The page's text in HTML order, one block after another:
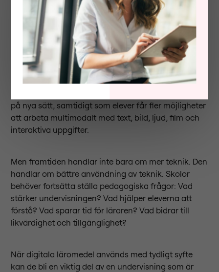
digitala läromedel
Framtiden för interaktiva läromedel och digitala
läromedel kommer sannolikt att präglas av ännu
mer anpassning, ökad användning av AI och bättre
möjligheter till återkoppling. Lärare kommer att
på nya sätt, samtidigt som elever får fler möjligheter
att arbeta multimodalt med text, bild, ljud, film och
interaktiva uppgifter.
Men framtiden handlar inte bara om mer teknik. Den
handlar om bättre användning av teknik. Skolor
behöver fortsätta ställa pedagogiska frågor: Vad
stärker undervisningen? Vad hjälper eleverna att
förstå? Vad sparar tid för läraren? Vad bidrar till
likvärdighet och tillgänglighet?
När digitala läromedel används med tydligt syfte
kan de bli en viktig del av en undervisning som är